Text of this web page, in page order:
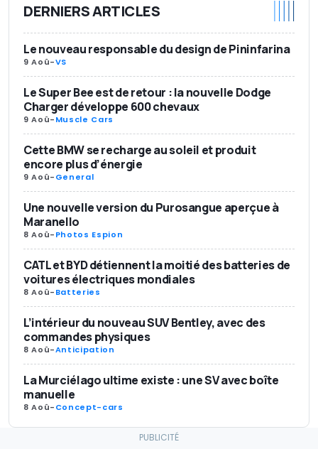
DERNIERS ARTICLES
Le nouveau responsable du design de Pininfarina
9 Aoû-VS
Le Super Bee est de retour : la nouvelle Dodge
Charger développe 600 chevaux
9 Aoû-Muscle Cars
Cette BMW se recharge au soleil et produit
encore plus d’énergie
9 Aoû-General
Une nouvelle version du Purosangue aperçue à
Maranello
8 Aoû-Photos Espion
CATL et BYD détiennent la moitié des batteries de
voitures électriques mondiales
8 Aoû-Batteries
L’intérieur du nouveau SUV Bentley, avec des
commandes physiques
8 Aoû-Anticipation
La Murciélago ultime existe : une SV avec boîte
manuelle
8 Aoû-Concept-cars